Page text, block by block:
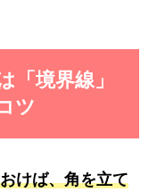
「境界線」
ツ
けば、角を立て